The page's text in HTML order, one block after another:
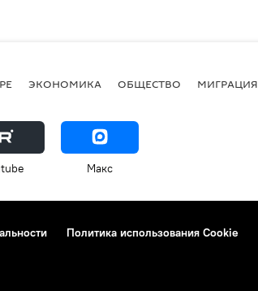
ЭКОНОМИКА ОБЩЕСТВО МИГРАЦИЯ
Макс
Политика использования Cookie